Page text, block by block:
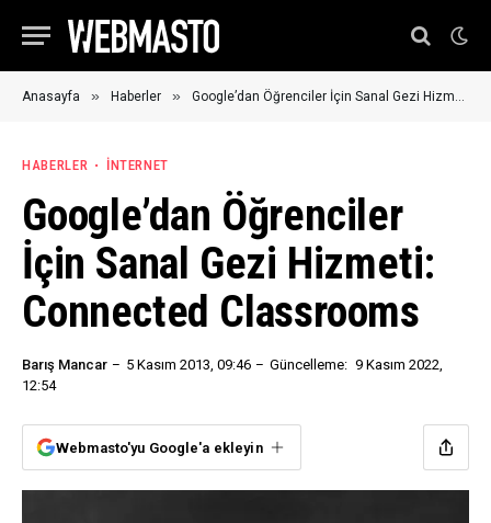
Anasayfa » Haberler » Google’dan Öğrenciler İçin Sanal Gezi Hizmeti: Connected Classrooms
HABERLER İNTERNET
Google’dan Öğrenciler
İçin Sanal Gezi Hizmeti:
Connected Classrooms
Barış Mancar 5 Kasım 2013, 09:46 Güncelleme: 9 Kasım 2022,
12:54
Webmasto'yu Google'a ekleyin